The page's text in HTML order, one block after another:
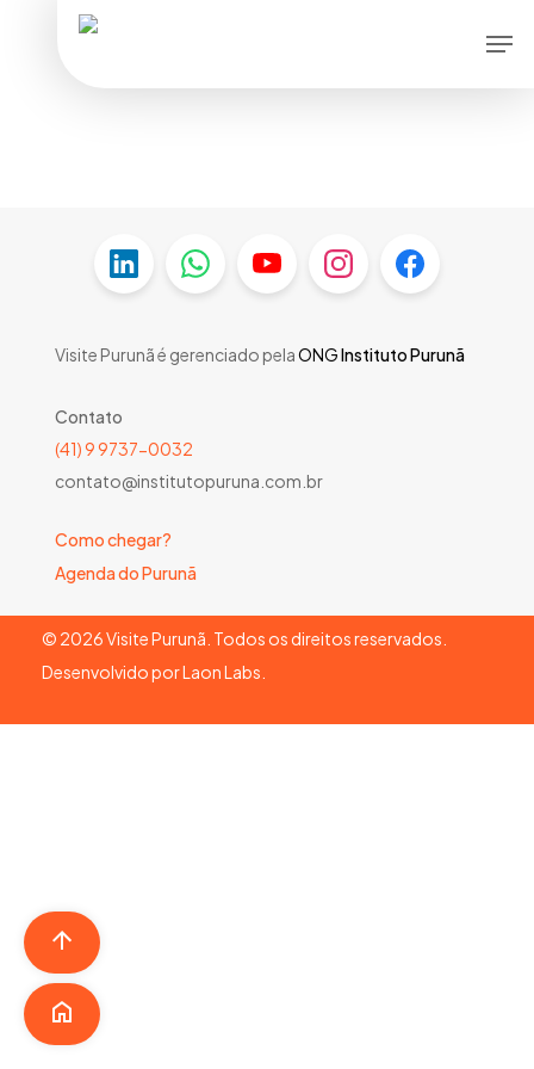
Visite Purunã é gerenciado pelaONGInstituto Purunã
Contato
(41) 9 9737-0032
contato@institutopuruna.com.br
Como chegar?
Agenda do Purunã
© 2026Visite Purunã. Todos os direitos reservados.
Desenvolvido porLaon Labs